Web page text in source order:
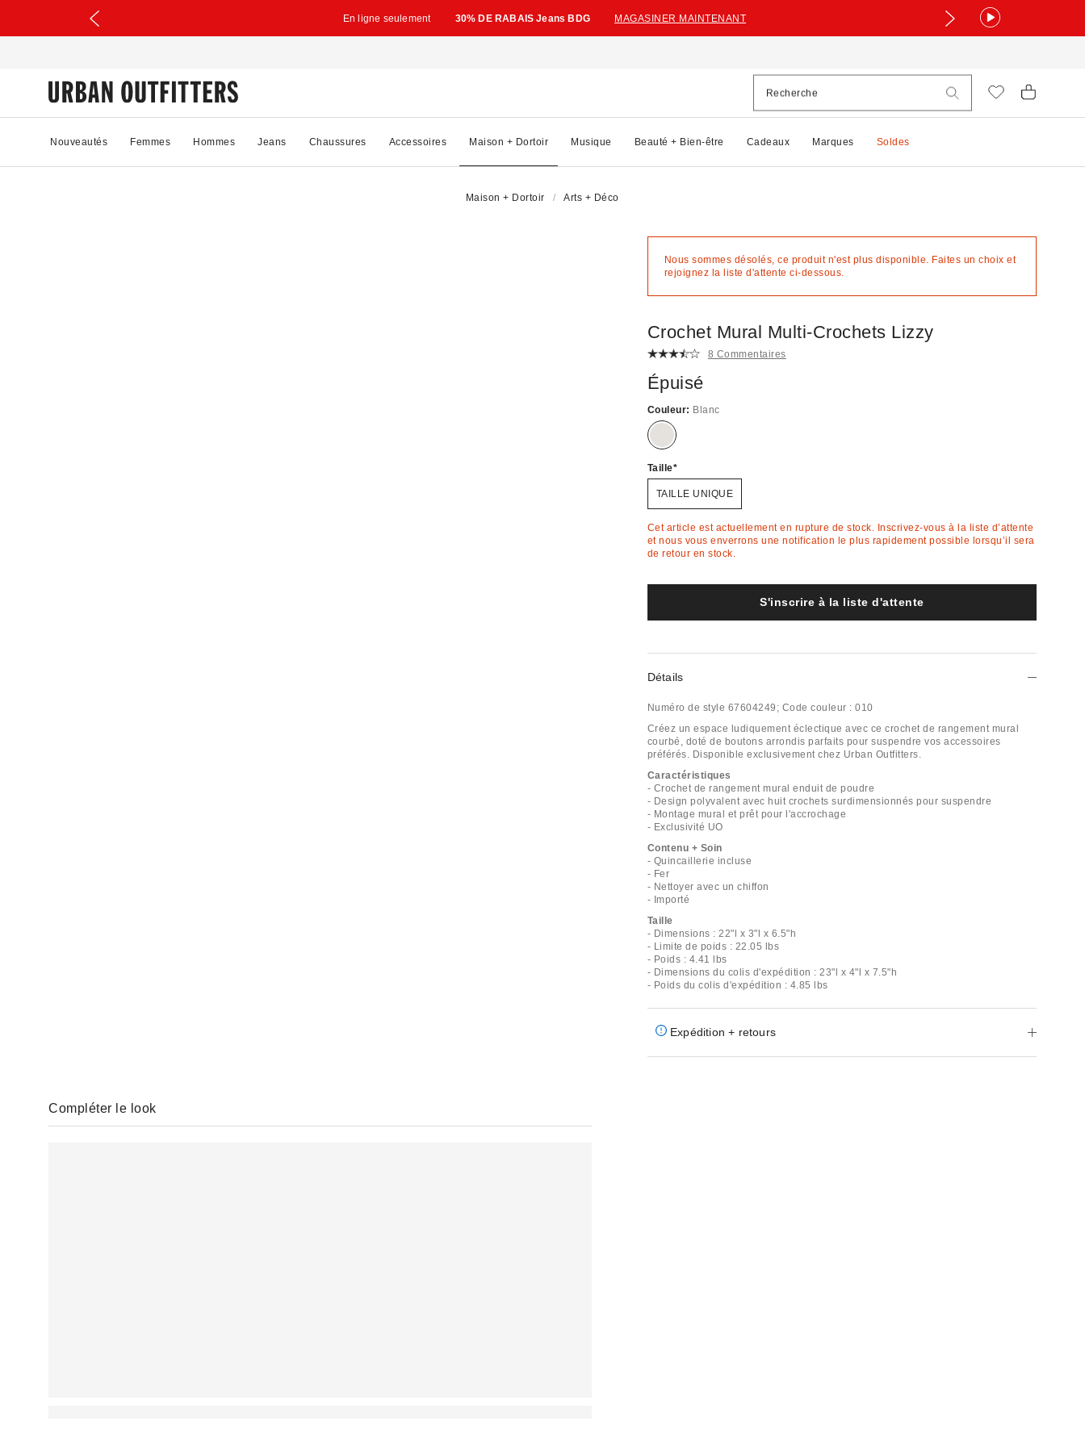
En ligne seulement 30% DE RABAIS Jeans BDG MAGASINER MAINTENANT
Nouveautés Femmes Hommes Jeans Chaussures Accessoires Maison + Dortoir Musique Beauté + Bien-être Cadeaux Marques Soldes
Maison + Dortoir Arts + Déco
Nous sommes désolés, ce produit n'est plus disponible. Faites un choix et
rejoignez la liste d'attente ci-dessous.
Crochet Mural Multi-Crochets Lizzy
8 Commentaires
Épuisé
Couleur: Blanc
Épuisé
Taille
TAILLE UNIQUE
Cet article est actuellement en rupture de stock. Inscrivez-vous à la liste d’attente
et nous vous enverrons une notification le plus rapidement possible lorsqu’il sera
de retour en stock.
S'inscrire à la liste d'attente
Détails
Numéro de style 67604249; Code couleur : 010
Créez un espace ludiquement éclectique avec ce crochet de rangement mural
courbé, doté de boutons arrondis parfaits pour suspendre vos accessoires
préférés. Disponible exclusivement chez Urban Outfitters.
Caractéristiques
- Crochet de rangement mural enduit de poudre
- Design polyvalent avec huit crochets surdimensionnés pour suspendre
- Montage mural et prêt pour l'accrochage
- Exclusivité UO
Contenu + Soin
- Quincaillerie incluse
- Fer
- Nettoyer avec un chiffon
- Importé
Taille
- Dimensions : 22"l x 3"l x 6.5"h
- Limite de poids : 22.05 lbs
- Poids : 4.41 lbs
- Dimensions du colis d'expédition : 23"l x 4"l x 7.5"h
- Poids du colis d'expédition : 4.85 lbs
Expédition + retours
Compléter le look